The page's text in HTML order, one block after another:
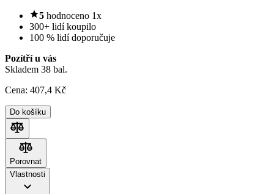
5 hodnoceno 1x
300+ lidí koupilo
100 % lidí doporučuje
Pozítří u vás
Skladem 38 bal.
Cena: 407,4 Kč
Do košíku
Porovnat
Porovnat
Vlastnosti